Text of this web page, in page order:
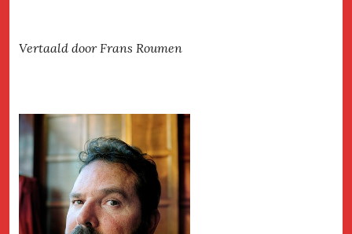
Vertaald door Frans Roumen